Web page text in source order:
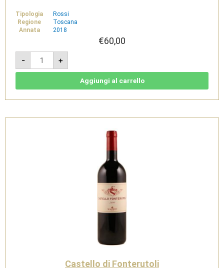
Tipologia
Rossi
Regione
Toscana
Annata
2018
€60,00
-
Concerto
2018
-
Toscana
di
+
Aggiungi al carrello
Castello di Fonterutoli